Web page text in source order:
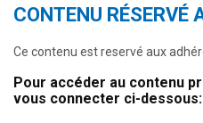
CONTENU RÉSERVÉ
Ce contenu est reservé aux
Pour accéder au contenu
vous connecter ci-dessous: